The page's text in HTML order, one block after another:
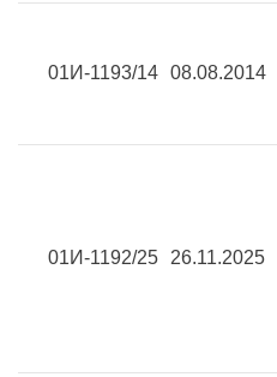
01И-1193/14 08.08.2014
01И-1192/25 26.11.2025